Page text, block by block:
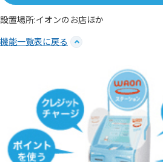
設置場所:イオンのお店ほか
機能一覧表に戻る